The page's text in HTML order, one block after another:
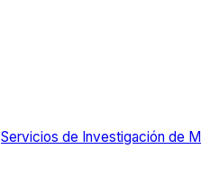
Servicios de Investigación de